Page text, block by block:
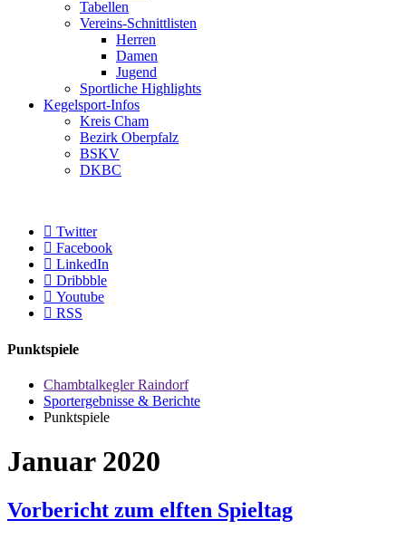
Tabellen
Vereins-Schnittlisten
Herren
Damen
Jugend
Sportliche Highlights
Kegelsport-Infos
Kreis Cham
Bezirk Oberpfalz
BSKV
DKBC
Twitter
Facebook
LinkedIn
Dribbble
Youtube
RSS
Punktspiele
Chambtalkegler Raindorf
Sportergebnisse & Berichte
Punktspiele
Januar 2020
Vorbericht zum elften Spieltag